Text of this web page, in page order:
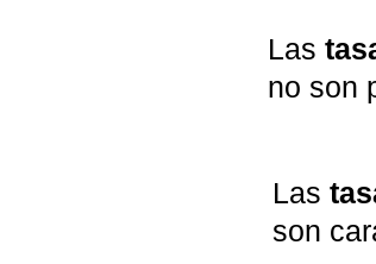
Las
no son
Las
son